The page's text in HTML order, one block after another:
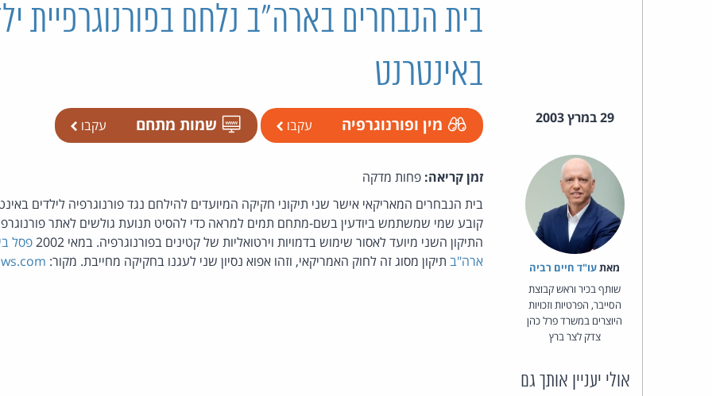
בית הנבחרים בארה"ב נלחם בפורנוגרפיית
באינטרנט
29 במרץ 2003 מין ופורנוגרפיה עקבו שמות מתחם עקבו
מאת‏עו"ד חיים רביה
שותף בכיר וראש קבוצת
הסייבר, הפרטיות וזכויות
היוצרים במשרד פרל כהן
צדק לצר ברץ
אולי יעניין אותך גם
זמן קריאה: פחות מדקה
בית הנבחרים המאריקאי אישר שני תיקוני חקיקה המיועדים להילחם נגד פורנוגרפיה לילדים
קובע שמי שמשתמש ביודעין בשם-מתחם תמים למראה כדי להסיט תנועת גולשים לאתר
התיקון השני מיועד לאסור שימוש בדמויות וירטואליות של קטינים בפורנוגרפיה. במאי 2002
פסל
ארה"בתיקון מסוג זה לחוק האמריקאי, וזהו אפוא נסיון שני לעגנו בחקיקה מחייבת. מקור: